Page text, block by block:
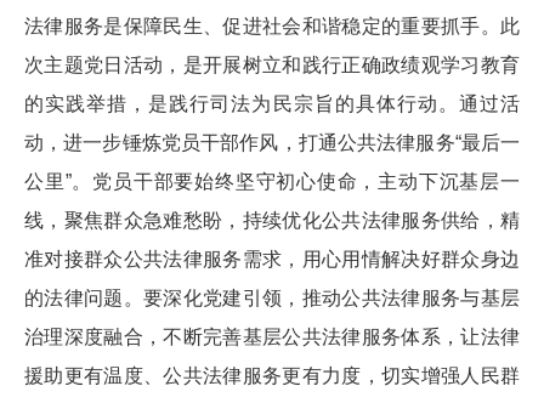
法律服务是保障民生、促进社会和谐稳定的重要抓手。此
次主题党日活动，是开展树立和践行正确政绩观学习教育
的实践举措，是践行司法为民宗旨的具体行动。通过活
动，进一步锤炼党员干部作风，打通公共法律服务“最后一
公里”。党员干部要始终坚守初心使命，主动下沉基层一
线，聚焦群众急难愁盼，持续优化公共法律服务供给，精
准对接群众公共法律服务需求，用心用情解决好群众身边
的法律问题。要深化党建引领，推动公共法律服务与基层
治理深度融合，不断完善基层公共法律服务体系，让法律
援助更有温度、公共法律服务更有力度，切实增强人民群